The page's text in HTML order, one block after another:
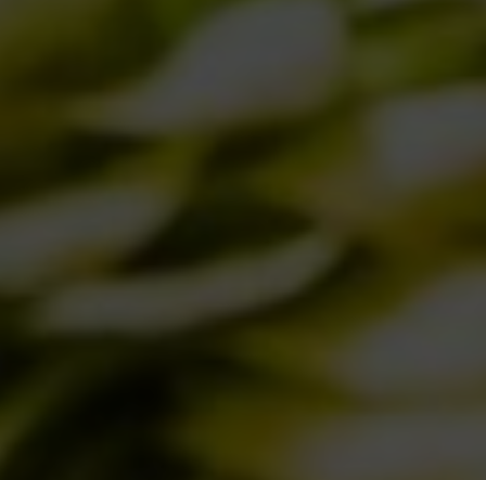
IL SORPRENDENTE INCONTRO TRA
ITALIA E USA